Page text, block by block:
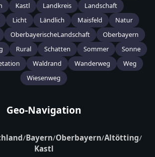
Kastl Landkreis
Landschaft
Licht Ländlich Maisfeld
Natur
OberbayerischeLandschaft
Oberbayern
Rural Schatten Sommer
Sonne
Waldrand Wanderweg
Weg
Wiesenweg
Geo-Navigation
/Bayern/Oberbayern/Altötting/
Kastl